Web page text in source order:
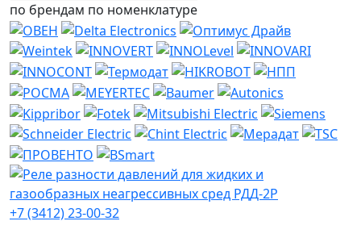
по брендам по номенклатуре
+7 (3412) 23-00-32